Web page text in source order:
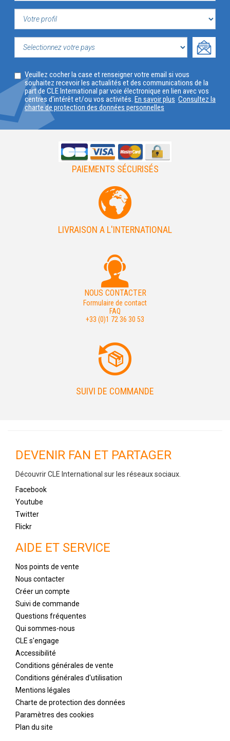
VOTRE
PROFIL
VOTRE
PAYS
Veuillez cocher la case et renseigner votre email si vous
souhaitez recevoir les actualités et des communications de la
part de CLE International par voie électronique en lien avec vos
centres d'intérêt et/ou vos activités. En savoir plus Consultez la
charte de protection des données personnelles
PAIEMENTS SÉCURISÉS
LIVRAISON A L'INTERNATIONAL
NOUS CONTACTER
Formulaire de contact
FAQ
+33 (0)1 72 36 30 53
SUIVI DE COMMANDE
DEVENIR FAN ET PARTAGER
Découvrir CLE International sur les réseaux sociaux.
Facebook
Youtube
Twitter
Flickr
AIDE ET SERVICE
Nos points de vente
Nous contacter
Créer un compte
Suivi de commande
Questions fréquentes
Qui sommes-nous
CLE s'engage
Accessibilité
Conditions générales de vente
Conditions générales d'utilisation
Mentions légales
Charte de protection des données
Paramètres des cookies
Plan du site